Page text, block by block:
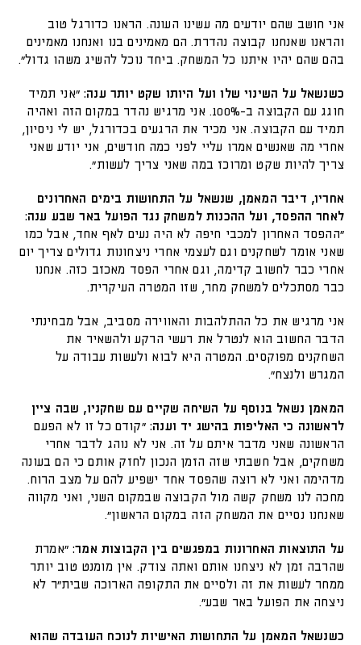
אני חושב שהם יודעים מה עשינו העונה. הראנו כדורגל טוב
והראנו שאנחנו קבוצה נהדרת. הם מאמינים בנו ואנחנו מאמינים
בהם שהם יהיו איתנו כל המשחק. ביחד נוכל להשיג משהו גדול".
כשנשאל על השינוי שלו ועל היותו שקט יותר ענה:"אני תמיד
חוגג עם הקבוצה ב-100%. אני מרגיש נהדר במקום הזה ואהיה
תמיד עם הקבוצה. אני מכיר את הרגעים בכדורגל, יש לי ניסיון,
אחרי מה שאנשים אמרו עליי לפני כמה חודשים, אני יודע שאני
צריך להיות שקט ומרוכז במה שאני צריך לעשות".
אחריו, דיבר המאמן, שנשאל על התחושות בימים האחרונים
לאחר ההפסד, ועל ההכנות למשחק נגד הפועל באר שבע ענה:
"ההפסד האחרון למכבי חיפה לא היה נעים לאף אחד, אבל כמו
שאני אומר לשחקנים וגם לעצמי אחרי ניצחונות גדולים צריך יום
אחרי כבר לחשוב קדימה, וגם אחרי הפסד מאכזב כזה. אנחנו
כבר מסתכלים למשחק מחר, שזו המטרה העיקרית.
אני מרגיש את כל ההתלהבות והאווירה מסביב, אבל מבחינתי
הדבר החשוב הוא לנטרל את רעשי הרקע ולהשאיר את
השחקנים מפוקסים. המטרה היא לבוא ולעשות עבודה על
המגרש ולנצח".
המאמן נשאל בנוסף על השיחה שקיים עם שחקניו, שבה ציין
לראשונה כי האליפות בהישג יד וענה:"קודם כל זו לא הפעם
הראשונה שאני מדבר איתם על זה. אני לא נוהג לדבר אחרי
משחקים, אבל חשבתי שזה הזמן הנכון לחזק אותם כי הם בעונה
מדהימה ואני לא רוצה שהפסד אחד ישפיע להם על מצב הרוח.
מחכה לנו משחק קשה מול הקבוצה שבמקום השני, ואני מקווה
שאנחנו נסיים את המשחק הזה במקום הראשון".
על התוצאות האחרונות במפגשים בין הקבוצות אמר:"אמרת
שהרבה זמן לא ניצחנו אותם ואתה צודק. אין מומנט טוב יותר
ממחר לעשות את זה ולסיים את התקופה הארוכה שבית"ר לא
ניצחה את הפועל באר שבע".
כשנשאל המאמן על התחושות האישיות לנוכח העובדה שהוא